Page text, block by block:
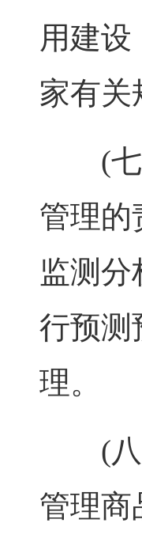
用建
家有关
(七)
管理的
监测
行预测
理。
(八)
管理商